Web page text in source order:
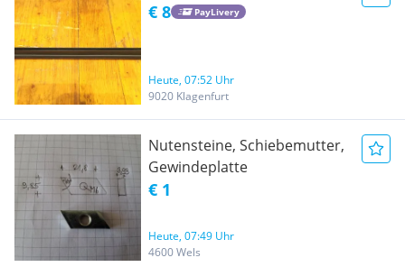
€ 8 PayLivery
Heute, 07:52 Uhr
9020 Klagenfurt
Nutensteine, Schiebemutter,
Gewindeplatte
€ 1
Heute, 07:49 Uhr
4600 Wels